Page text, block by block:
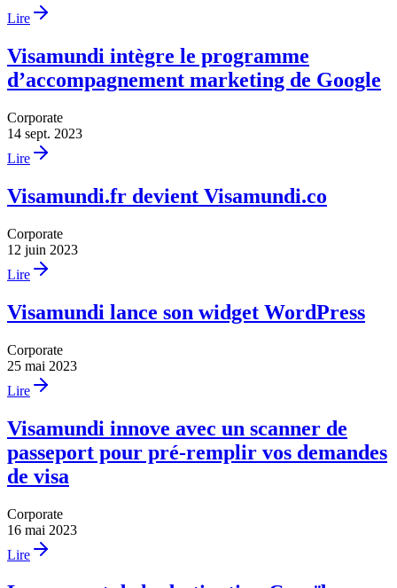
Lire
Visamundi intègre le programme
d’accompagnement marketing de Google
Corporate
14 sept. 2023
Lire
Visamundi.fr devient Visamundi.co
Corporate
12 juin 2023
Lire
Visamundi lance son widget WordPress
Corporate
25 mai 2023
Lire
Visamundi innove avec un scanner de
passeport pour pré-remplir vos demandes
de visa
Corporate
16 mai 2023
Lire